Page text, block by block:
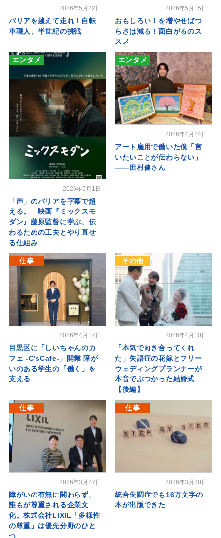
2026年5月22日
バリアを越えて走れ！自転
車職人、半世紀の挑戦
2026年5月15日
おもしろい！を増やせばつ
らさは減る！面白がるのス
スメ
エンタメ
2026年5月1日
「声」のバリアを字幕で超
える。 映画『ミックスモ
ダン』藤原監督に学ぶ、伝
わるための工夫とやり直せ
る仕組み
エンタメ
2026年4月24日
アート雇用で働いた僕「言
いたいことが伝わらない」
――田村健さん
仕事
2026年4月17日
目黒区に「しいちゃんのカ
フェ -C’sCafe-」開業 障が
いのある学生の「働く」を
支える
その他
2026年4月10日
「本気で向き合ってくれ
た」失語症の花嫁とフリー
ウェディングプランナーが
本音でぶつかった結婚式
【後編】
仕事
2026年3月27日
障がいの有無に関わらず、
誰もが尊重される企業文
化。株式会社LIXIL「多様性
の尊重」は優先分野のひと
つ
仕事
2026年3月20日
統合失調症でも16万文字の
本が出版できた